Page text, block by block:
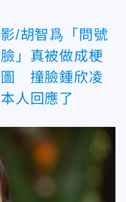
影/胡智爲「問號
臉」真被做成梗
圖 撞臉鍾欣凌
本人回應了